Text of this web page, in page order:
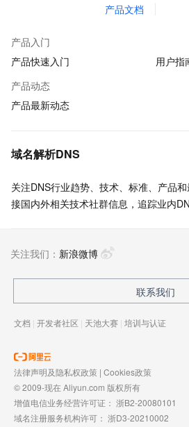
产品文档
产品入门
产品快速入门
用户指
产品动态
产品最新动态
域名解析DNS
关注DNS行业趋势、技术、标准、产品
接国内外相关技术社群信息，追踪业内
关注我们： 新浪微博
联系我们
文档 | 开发者社区 | 天池大赛 | 培训与认证
法律声明及隐私权政策 | Cookies政策
© 2009-现在 Aliyun.com 版权所有
增值电信业务经营许可证： 浙B2-20080101
域名注册服务机构许可： 浙D3-20210002